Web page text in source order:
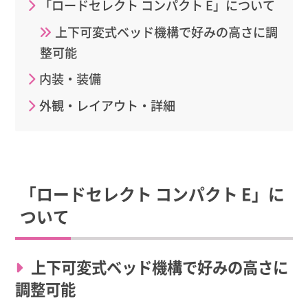
「ロードセレクト コンパクト E」について
上下可変式ベッド機構で好みの高さに調
整可能
内装・装備
外観・レイアウト・詳細
「ロードセレクト コンパクト E」に
ついて
上下可変式ベッド機構で好みの高さに
調整可能